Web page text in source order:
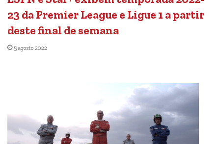
23 da Premier League e Ligue 1 a partir
deste final de semana
5 agosto 2022